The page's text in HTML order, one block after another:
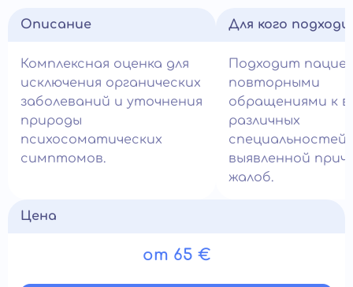
Описание
Комплексная оценка для
исключения органических
заболеваний и уточнения
природы
психосоматических
симптомов.
Для кого
Подходит
повторными
обращениями к
различных
специальностей
выявленной
жалоб.
Цена
от 65 €